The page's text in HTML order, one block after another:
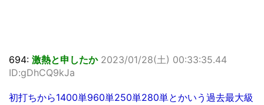
694: 激熱と申したか 2023/01/28(土) 00:33:35.44
ID:gDhCQ9kJa
初打ちから1400単960単250単280単とかいう過去最大級